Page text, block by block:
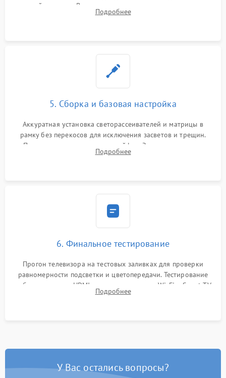
хрупкой матрицы. Восстановление поврежденных дорожек,
прошивка микросхем памяти EEPROM
Подробнее
5. Сборка и базовая настройка
Аккуратная установка светорассеивателей и матрицы в
рамку без перекосов для исключения засветов и трещин.
Подключение внутренних шлейфов. Закрытие корпуса.
Сброс настроек и обновление программного обеспечения.
Подробнее
6. Финальное тестирование
Прогон телевизора на тестовых заливках для проверки
равномерности подсветки и цветопередачи. Тестирование
работы разъемов HDMI, динамиков, модуля Wi-Fi и Smart TV
в рабочем режиме в течение нескольких часов.
Подробнее
У Вас остались вопросы?